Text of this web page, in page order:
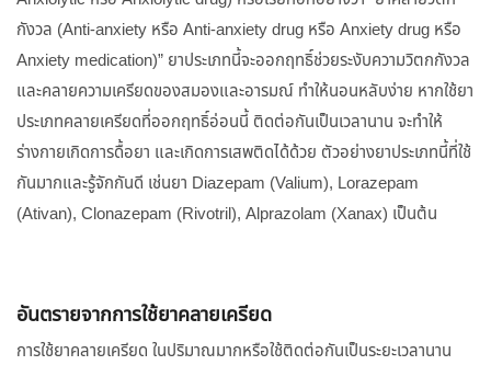
กังวล (Anti-anxiety หรือ Anti-anxiety drug หรือ Anxiety drug หรือ
Anxiety medication)” ยาประเภทนี้จะออกฤทธิ์ช่วยระงับความวิตกกังวล
และคลายความเครียดของสมองและอารมณ์ ทำให้นอนหลับง่าย หากใช้ยา
ประเภทคลายเครียดที่ออกฤทธิ์อ่อนนี้ ติดต่อกันเป็นเวลานาน จะทำให้
ร่างกายเกิดการดื้อยา และเกิดการเสพติดได้ด้วย ตัวอย่างยาประเภทนี้ที่ใช้
กันมากและรู้จักกันดี เช่นยา Diazepam (Valium), Lorazepam
(Ativan), Clonazepam (Rivotril), Alprazolam (Xanax) เป็นต้น
อันตรายจากการใช้ยาคลายเครียด
การใช้ยาคลายเครียด ในปริมาณมากหรือใช้ติดต่อกันเป็นระยะเวลานาน